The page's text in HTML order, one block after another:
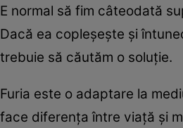
E normal să fim câteodată
Dacă ea copleşeşte şi
trebuie să căutăm o soluţie.
Furia este o adaptare la
face diferenţa între viaţă şi